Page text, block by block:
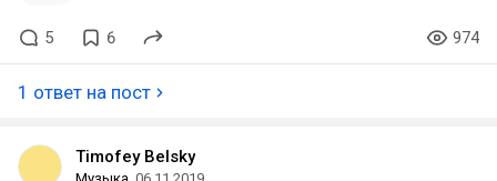
5 6 974
1 ответ на пост
Timofey Belsky
Музыка 06.11.2019